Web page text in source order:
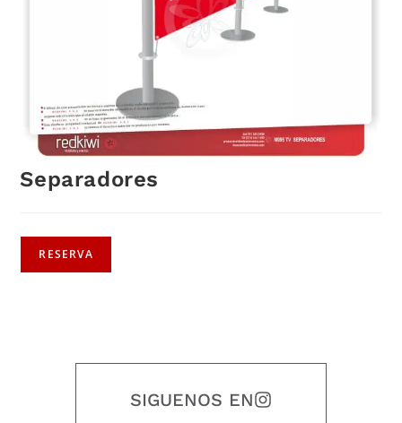
Separadores
RESERVA
SIGUENOS EN